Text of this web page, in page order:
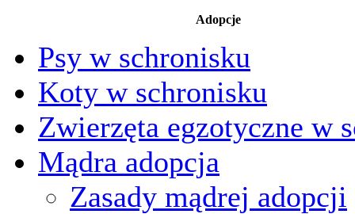
Adopcje
Psy w schronisku
Koty w schronisku
Zwierzęta egzotyczne w
Mądra adopcja
Zasady mądrej adopcji